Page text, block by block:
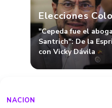
Elecciones
"Cepeda fue el
Santrich": De la
con Vicky Dávila
NACION